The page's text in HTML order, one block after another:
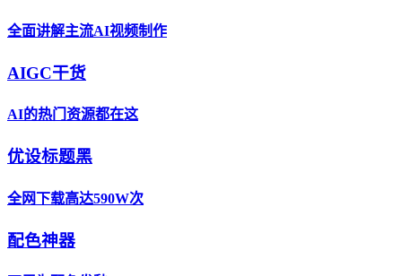
全面讲解主流AI视频制作
AIGC干货
AI的热门资源都在这
优设标题黑
全网下载高达590W次
配色神器